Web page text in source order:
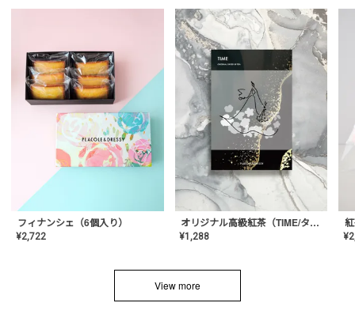
フィナンシェ（6個入り）
¥2,722
オリジナル高級紅茶（TIME/タイム）【ギフト/プチギフト/プレゼント/内祝い/結婚式/オリジナル配合/高品質/ハーブティー/茶葉/記念日/お返し/手土産/美容/おしゃれ】
¥1,288 ¥
View more